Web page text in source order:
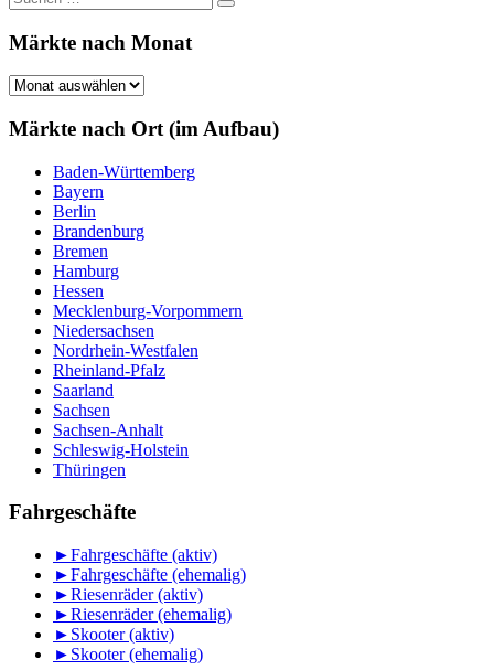
nach:
Suchen
Märkte nach Monat
Märkte
Monat
Märkte nach Ort (im Aufbau)
Baden-Württemberg
Bayern
Berlin
Brandenburg
Bremen
Hamburg
Hessen
Mecklenburg-Vorpommern
Niedersachsen
Nordrhein-Westfalen
Rheinland-Pfalz
Saarland
Sachsen
Sachsen-Anhalt
Schleswig-Holstein
Thüringen
Fahrgeschäfte
►Fahrgeschäfte (aktiv)
►Fahrgeschäfte (ehemalig)
►Riesenräder (aktiv)
►Riesenräder (ehemalig)
► Skooter (aktiv)
► Skooter (ehemalig)